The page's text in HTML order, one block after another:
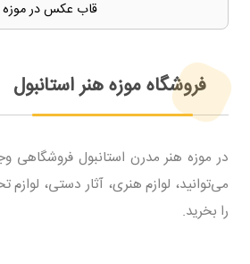
قاب عکس در موزه
فروشگاه موزه هنر استانبول
در موزه هنر مدرن استانبول فروشگاهی
می‌توانید، لوازم هنری، آثار دستی،
را بخرید.